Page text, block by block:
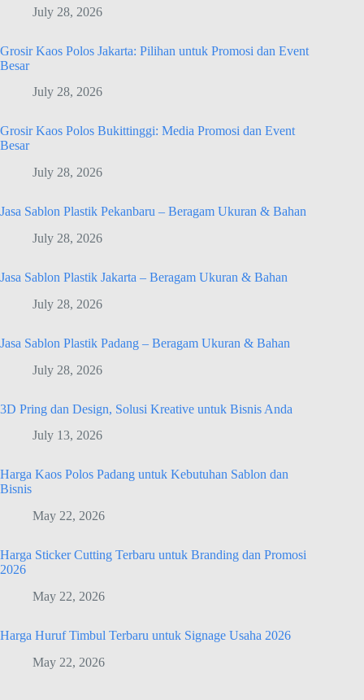
July 28, 2026
Grosir Kaos Polos Jakarta: Pilihan untuk Promosi dan Event
Besar
July 28, 2026
Grosir Kaos Polos Bukittinggi: Media Promosi dan Event
Besar
July 28, 2026
Jasa Sablon Plastik Pekanbaru – Beragam Ukuran & Bahan
July 28, 2026
Jasa Sablon Plastik Jakarta – Beragam Ukuran & Bahan
July 28, 2026
Jasa Sablon Plastik Padang – Beragam Ukuran & Bahan
July 28, 2026
3D Pring dan Design, Solusi Kreative untuk Bisnis Anda
July 13, 2026
Harga Kaos Polos Padang untuk Kebutuhan Sablon dan
Bisnis
May 22, 2026
Harga Sticker Cutting Terbaru untuk Branding dan Promosi
2026
May 22, 2026
Harga Huruf Timbul Terbaru untuk Signage Usaha 2026
May 22, 2026